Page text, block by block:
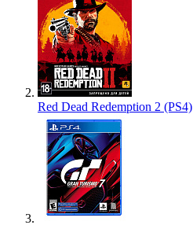
Red Dead Redemption 2 (PS4)